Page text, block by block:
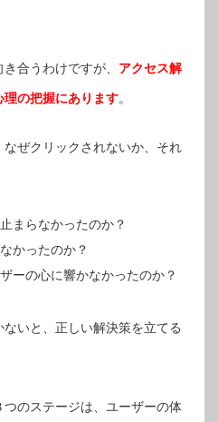
合うわけですが、 アクセス解
の把握にあります。
ぜクリックされないか、それ
まらなかったのか？
かったのか？
ーの心に響かなかったのか？
いと、正しい解決策を立てる
のステージは、ユーザーの体